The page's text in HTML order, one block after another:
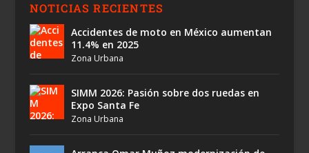
NOTICIAS RECIENTES
Accidentes de moto en México aumentan
11.4% en 2025
Zona Urbana
SIMM 2026: Pasión sobre dos ruedas en
Expo Santa Fe
Zona Urbana